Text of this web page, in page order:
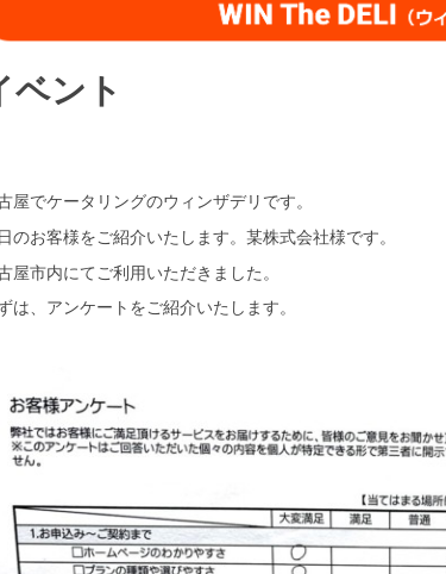
ベント
屋でケータリングのウィンザデリです。
のお客様をご紹介いたします。某株式会社様です。
屋市内にてご利用いただきました。
は、アンケートをご紹介いたします。